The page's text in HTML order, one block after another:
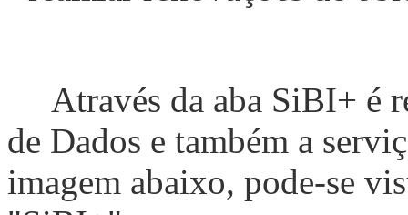
Através da aba SiBI+ é
de Dados e também a
imagem abaixo, pode-se